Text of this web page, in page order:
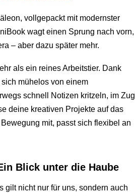
vollgepackt mit modernster
wagt einen Sprung nach vorn,
– aber dazu später mehr.
als ein reines Arbeitstier. Dank
mühelos von einem
schnell Notizen kritzeln, im Zug
deine kreativen Projekte auf das
mit, passt sich flexibel an
Blick unter die Haube
gilt nicht nur für uns, sondern auch